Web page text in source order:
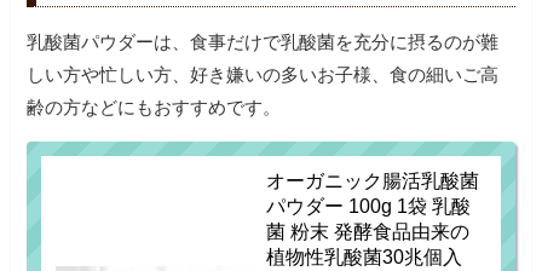
乳酸菌パウダーは、食事だけで乳酸菌を充分に摂るのが難
しい方や忙しい方、好き嫌いの多いお子様、食の細いご高
齢の方などにもおすすめです。
オーガニック腸活乳酸菌
パウダー 100g 1袋 乳酸
菌 粉末 発酵食品由来の
植物性乳酸菌30兆個入